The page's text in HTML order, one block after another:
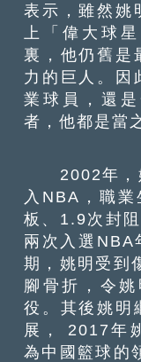
表示，雖然姚
上「偉大球
裏，他仍舊是
力的巨人。因
業球員，還
者，他都是當
2002年，姚
入NBA，職
板、1.9次封
兩次入選NBA
期，姚明受到
腳骨折，令
役。其後姚明
展， 2017年
為中國籃球的